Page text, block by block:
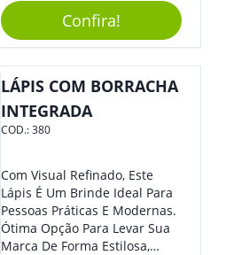
Com Detalhes Em Metal, Essa
Incrível Caneta Esferográfica É
Acionada Na Por Clic Na Parte
Superior.
Confira!
LÁPIS COM BORRACHA
INTEGRADA
COD.:380
Com Visual Refinado, Este
Lápis É Um Brinde Ideal Para
Pessoas Práticas E Modernas.
Ótima Opção Para Levar Sua
Marca De Forma Estilosa,